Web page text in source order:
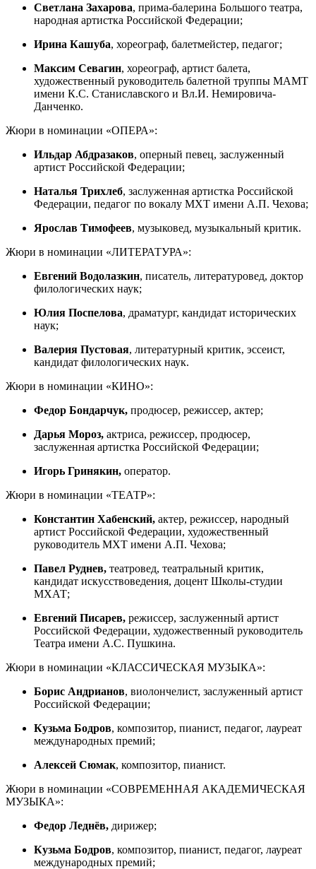
Светлана Захарова, прима-балерина Большого театра,
народная артистка Российской Федерации;
Ирина Кашуба, хореограф, балетмейстер, педагог;
Максим Севагин, хореограф, артист балета,
художественный руководитель балетной труппы МАМТ
имени К.С. Станиславского и Вл.И. Немировича-
Данченко.
Жюри в номинации «ОПЕРА»:
Ильдар Абдразаков, оперный певец, заслуженный
артист Российской Федерации;
Наталья Трихлеб, заслуженная артистка Российской
Федерации, педагог по вокалу МХТ имени А.П. Чехова;
Ярослав Тимофеев, музыковед, музыкальный критик.
Жюри в номинации «ЛИТЕРАТУРА»:
Евгений Водолазкин, писатель, литературовед, доктор
филологических наук;
Юлия Поспелова, драматург, кандидат исторических
наук;
Валерия Пустовая, литературный критик, эссеист,
кандидат филологических наук.
Жюри в номинации «КИНО»:
Федор Бондарчук, продюсер, режиссер, актер;
Дарья Мороз, актриса, режиссер, продюсер,
заслуженная артистка Российской Федерации;
Игорь Гринякин, оператор.
Жюри в номинации «ТЕАТР»:
Константин Хабенский, актер, режиссер, народный
артист Российской Федерации, художественный
руководитель МХТ имени А.П. Чехова;
Павел Руднев, театровед, театральный критик,
кандидат искусствоведения, доцент Школы-студии
МХАТ;
Евгений Писарев, режиссер, заслуженный артист
Российской Федерации, художественный руководитель
Театра имени А.С. Пушкина.
Жюри в номинации «КЛАССИЧЕСКАЯ МУЗЫКА»:
Борис Андрианов, виолончелист, заслуженный артист
Российской Федерации;
Кузьма Бодров, композитор, пианист, педагог, лауреат
международных премий;
Алексей Сюмак, композитор, пианист.
Жюри в номинации «СОВРЕМЕННАЯ АКАДЕМИЧЕСКАЯ
МУЗЫКА»:
Федор Леднёв, дирижер;
Кузьма Бодров, композитор, пианист, педагог, лауреат
международных премий;